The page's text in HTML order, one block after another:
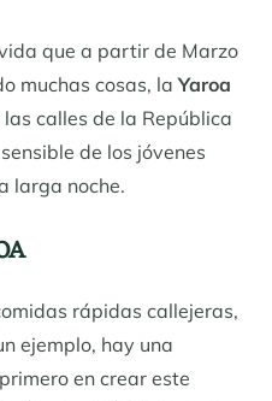
que a partir de Marzo
muchas cosas, laYaroa
calles de la República
de los jóvenes
larga noche.
rápidas callejeras,
ejemplo, hay una
en crear este